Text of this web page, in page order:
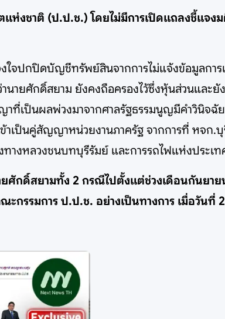
ห่งชาติ (ป.ป.ช.) โดยไม่มีการเปิดแถลงชี้แจง
ใจปกปิดบัญชีทรัพย์สินจากการไม่แจ้งข้อมูลกา
ายศักดิ์สยาม ยังคงถือครองไว้ซึ่งหุ้นส่วนและยั
ที่เป็นผลพ่วงมาจากศาลรัฐธรรมนูญมีคำวินิจฉั
าเป็นคู่สัญญาหน่วยงานภาครัฐ จากการที่ หจก.
างหลวงชนบทบุรีรัมย์ และการรถไฟแห่งประเท
ศักดิ์สยามทั้ง 2 กรณีไปตั้งแต่ช่วงเดือนกันยา
กรรมการ ป.ป.ช. อย่างเป็นทางการ เมื่อวันที่